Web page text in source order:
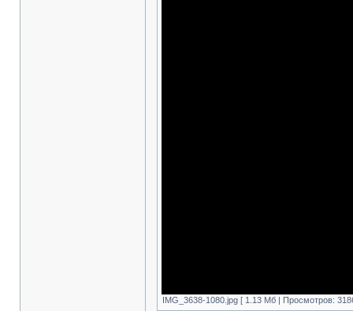
IMG_3638-1080.jpg [ 1.13 Mб | Просмотров: